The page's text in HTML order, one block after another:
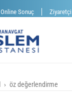
Online Sonuç Ziyaretçi
öz değerlendirme